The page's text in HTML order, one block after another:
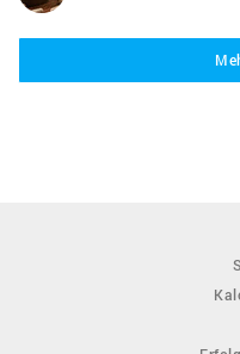
Pulver Mega Protein
Soja Protein Isolat,